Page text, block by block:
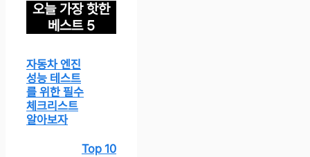
오늘 가장 핫한
베스트 5
자동차 엔진
성능 테스트
를 위한 필수
체크리스트
알아보자
Top 10